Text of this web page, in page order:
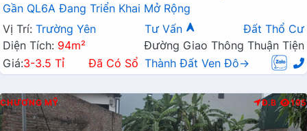
Gần QL6A Đang Triển Khai Mở Rộng
Vị Trí: Trường Yên Tư Vấn
Đất Thổ Cư
Diện Tích: 94m²
Đường Giao Thông Thuận Tiện
Giá:3-3.5 Tỉ Đã Có Sổ Thành Đất Ven Đô→
CHƯƠNG MỸ Đ.B 195